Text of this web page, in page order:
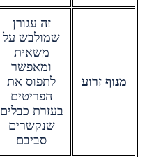
מנוף זרוע
זה עגורן
שמולבש על
משאית
ומאפשר
לתפוס את
הפריטים
בעזרת כבלים
שנקשרים
סביבם